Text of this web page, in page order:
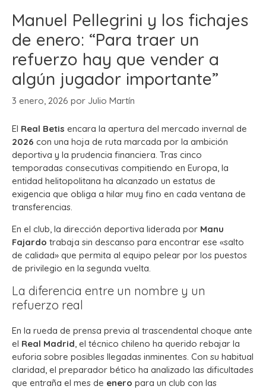
Manuel Pellegrini y los fichajes
de enero: “Para traer un
refuerzo hay que vender a
algún jugador importante”
3 enero, 2026 por Julio Martín
El Real Betis encara la apertura del mercado invernal de
2026 con una hoja de ruta marcada por la ambición
deportiva y la prudencia financiera. Tras cinco
temporadas consecutivas compitiendo en Europa, la
entidad helitopolitana ha alcanzado un estatus de
exigencia que obliga a hilar muy fino en cada ventana de
transferencias.
En el club, la dirección deportiva liderada por Manu
Fajardo trabaja sin descanso para encontrar ese «salto
de calidad» que permita al equipo pelear por los puestos
de privilegio en la segunda vuelta.
La diferencia entre un nombre y un
refuerzo real
En la rueda de prensa previa al trascendental choque ante
el Real Madrid , el técnico chileno ha querido rebajar la
euforia sobre posibles llegadas inminentes. Con su habitual
claridad, el preparador bético ha analizado las dificultades
que entraña el mes de enero para un club con las